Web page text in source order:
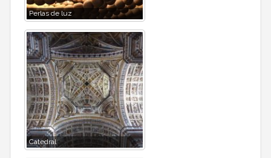
Perlas de luz
Catedral